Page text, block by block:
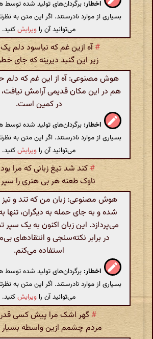
اخطار: برگردان‌های تولید شده
بسیاری از موارد نادرستند. اگر این متن به
می‌توانید آن را ویرایشکنید.
#آه ازین غم که نیاسود دلم
زیر این گنبد دیرینه که جای
هوش مصنوعی: آه از این غم که دلم
هم در این مکان قدیمی آرامش
در کمین است.
اخطار: برگردان‌های تولید شده
بسیاری از موارد نادرستند. اگر این متن به
می‌توانید آن را ویرایشکنید.
# کند شد تیغ زبانی که مرا
ناوک طعنه هر بی هنری را
هوش مصنوعی: زبان من که تند و تیز
شده و به جای حمله به دیگران، تنها
می‌پردازد. این زبان اکنون به یک
در برابر نکته‌سنجی و انتقادهای
استفاده می‌کنم.
اخطار: برگردان‌های تولید شده
بسیاری از موارد نادرستند. اگر این متن به
می‌توانید آن را ویرایشکنید.
# گهر اشک مرا پیش کسی قدر
مردم چشمم ازین واسطه